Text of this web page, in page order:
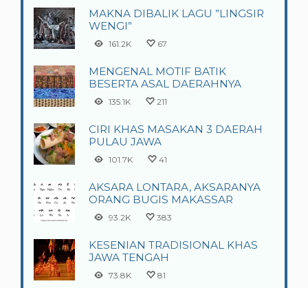
MAKNA DIBALIK LAGU ”LINGSIR
WENGI”
161.2K 67
MENGENAL MOTIF BATIK
BESERTA ASAL DAERAHNYA
135.1K 211
CIRI KHAS MASAKAN 3 DAERAH
PULAU JAWA
101.7K 41
AKSARA LONTARA, AKSARANYA
ORANG BUGIS MAKASSAR
93.2K 383
KESENIAN TRADISIONAL KHAS
JAWA TENGAH
73.8K 81